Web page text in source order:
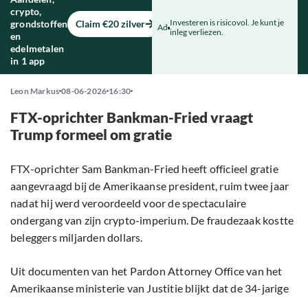
crypto,
grondstoffen
en
edelmetalen
in 1 app
Claim €20 zilver Ad Investeren is risicovol. Je kunt je
inleg verliezen.
Leon Markus 08-06-2026 16:30
FTX-oprichter Bankman-Fried vraagt
Trump formeel om gratie
FTX-oprichter Sam Bankman-Fried heeft officieel gratie
aangevraagd bij de Amerikaanse president, ruim twee jaar
nadat hij werd veroordeeld voor de spectaculaire
ondergang van zijn crypto-imperium. De fraudezaak kostte
beleggers miljarden dollars.
Uit documenten van het Pardon Attorney Office van het
Amerikaanse ministerie van Justitie blijkt dat de 34-jarige